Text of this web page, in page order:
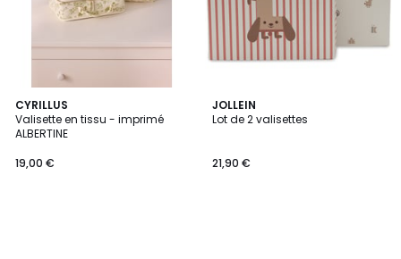
CYRILLUS
Valisette en tissu - imprimé
ALBERTINE
19,00 €
JOLLEIN
Lot de 2 valisettes
21,90 €